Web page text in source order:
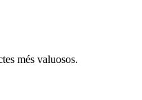
més valuosos.